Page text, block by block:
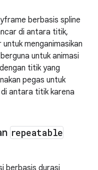
berbasis spline
di antara titik,
menganimasikan
untuk animasi
titik yang
pegas untuk
antara titik karena
repeatable
berbasis durasi